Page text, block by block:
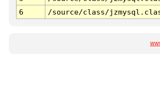
6
/source/class/